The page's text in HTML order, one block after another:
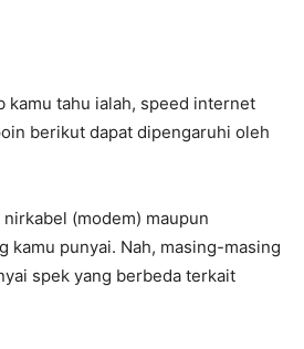
kamu tahu ialah, speed internet
berikut dapat dipengaruhi oleh
(modem) maupun
kamu punyai. Nah, masing-masing
spek yang berbeda terkait